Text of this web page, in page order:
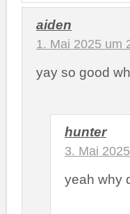
aiden
1. Mai 2025 um
yay so good
hunter
3. Mai
yeah why